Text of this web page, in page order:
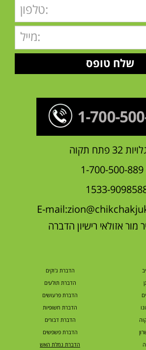
פתח תקוה
1-700-500-889
E-mail:
אזולאי רישיון הדברה
הדברת ג'וקים
הדברת תולעים
הדברת פרעושים
הדברת חשופיות
הדברת דבורים
הדברת פשפשים
הדברת נמלת האש